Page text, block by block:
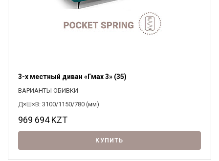
3-х местный диван «Гмах 3» (35)
ВАРИАНТЫ ОБИВКИ
Д×Ш×В: 3100/1150/780 (мм)
969 694KZT
КУПИТЬ